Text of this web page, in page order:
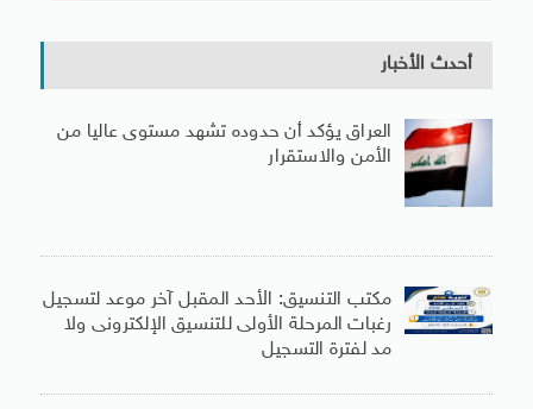
أحدث الأخبار
العراق يؤكد أن حدوده تشهد مستوى عاليا من
الأمن والاستقرار
مكتب التنسيق: الأحد المقبل آخر موعد لتسجيل
رغبات المرحلة الأولى للتنسيق الإلكترونى ولا
مد لفترة التسجيل